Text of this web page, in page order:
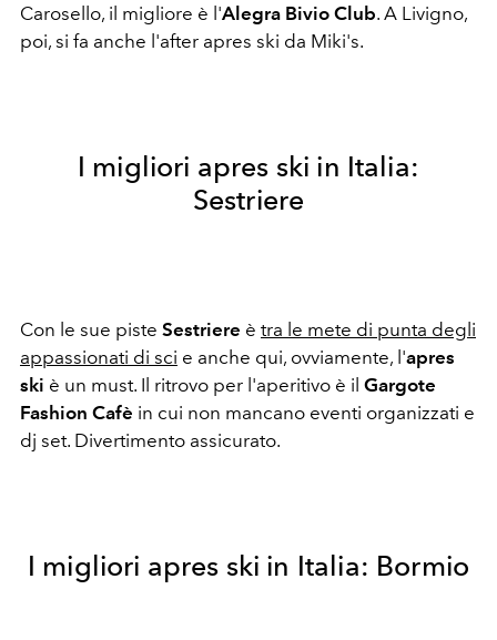
Carosello, il migliore è l'Alegra Bivio Club. A Livigno,
poi, si fa anche l'after apres ski da Miki's.
I migliori apres ski in Italia:
Sestriere
Con le sue piste Sestriere è tra le mete di punta degli
appassionati di sci e anche qui, ovviamente, l'apres
ski è un must. Il ritrovo per l'aperitivo è il Gargote
Fashion Cafè in cui non mancano eventi organizzati e
dj set. Divertimento assicurato.
I migliori apres ski in Italia: Bormio